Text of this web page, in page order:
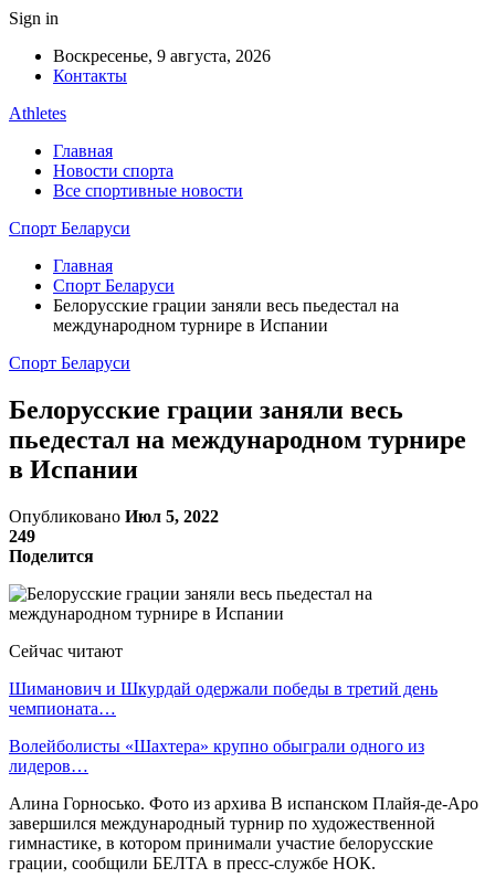
Sign in
Воскресенье, 9 августа, 2026
Контакты
Athletes
Главная
Новости спорта
Все спортивные новости
Спорт Беларуси
Главная
Спорт Беларуси
Белорусские грации заняли весь пьедестал на
международном турнире в Испании
Спорт Беларуси
Белорусские грации заняли весь
пьедестал на международном турнире
в Испании
Опубликовано Июл 5, 2022
249
Поделится
Сейчас читают
Шиманович и Шкурдай одержали победы в третий день
чемпионата…
Волейболисты «Шахтера» крупно обыграли одного из
лидеров…
Алина Горносько. Фото из архива В испанском Плайя-де-Аро
завершился международный турнир по художественной
гимнастике, в котором принимали участие белорусские
грации, сообщили БЕЛТА в пресс-службе НОК.